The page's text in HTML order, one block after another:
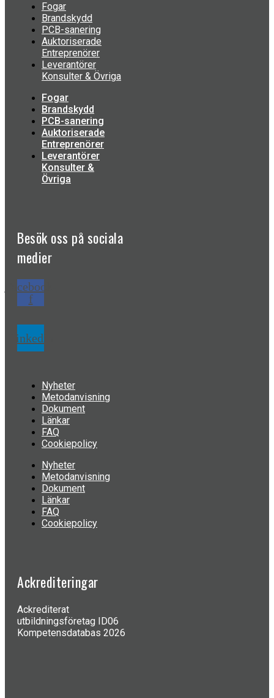
Fogar
Brandskydd
PCB-sanering
Auktoriserade
Entreprenörer
Leverantörer
Konsulter & Övriga
Fogar
Brandskydd
PCB-sanering
Auktoriserade
Entreprenörer
Leverantörer
Konsulter &
Övriga
Besök oss påsociala
medier
Facebook-
f
Linkedin
Nyheter
Metodanvisning
Dokument
Länkar
FAQ
Cookiepolicy
Nyheter
Metodanvisning
Dokument
Länkar
FAQ
Cookiepolicy
Ackrediteringar
Ackrediterat
utbildningsföretag ID06
Kompetensdatabas 2026